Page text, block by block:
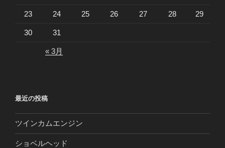
23 24 25 26 27 28 29
30 31
« 3月
最近の投稿
ツインカムエンジン
ショベルヘッド